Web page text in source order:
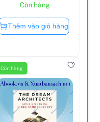
Còn hàng
Thêm vào giỏ hàng
Còn hàng